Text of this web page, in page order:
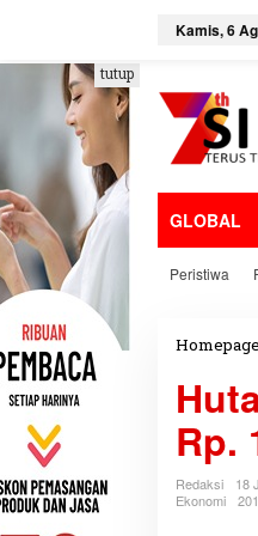
e
k
o
n
t
e
n
Kamis, 6
GLOBAL
Peristiwa
tutup
Homepage
Rp.
Redaksi
18
Ekonomi